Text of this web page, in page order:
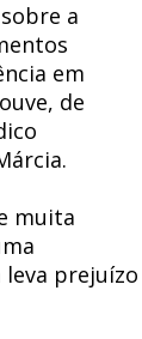
a
em
de
muita
prejuízo